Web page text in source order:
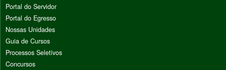
Portal do Servidor
Portal do Egresso
Nossas Unidades
Guia de Cursos
Processos Seletivos
Concursos